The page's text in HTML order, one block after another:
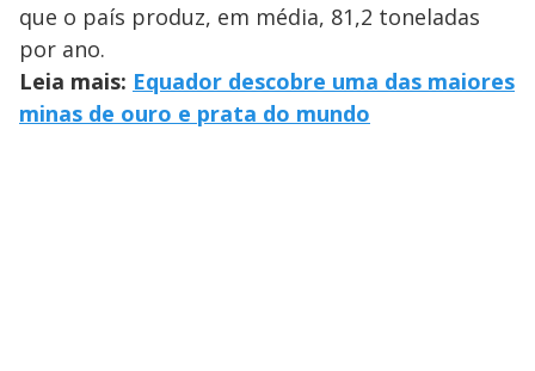
que o país produz, em média, 81,2 toneladas
por ano.
Leia mais: Equador descobre uma das maiores
minas de ouro e prata do mundo